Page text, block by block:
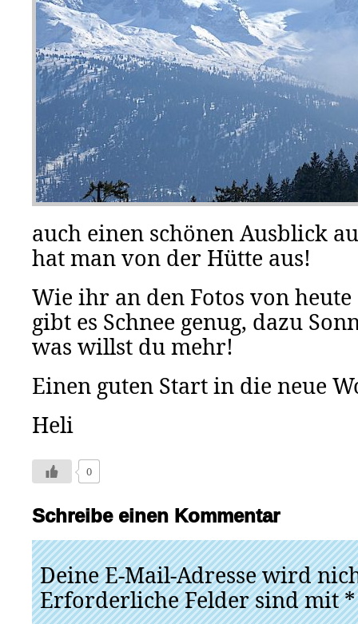
auch einen schönen Ausblick
hat man von der Hütte aus!
Wie ihr an den Fotos von heute
gibt es Schnee genug, dazu
was willst du mehr!
Einen guten Start in die neue
Heli
0
Schreibe einen Kommentar
Deine E-Mail-Adresse wird
Erforderliche Felder sind mit*